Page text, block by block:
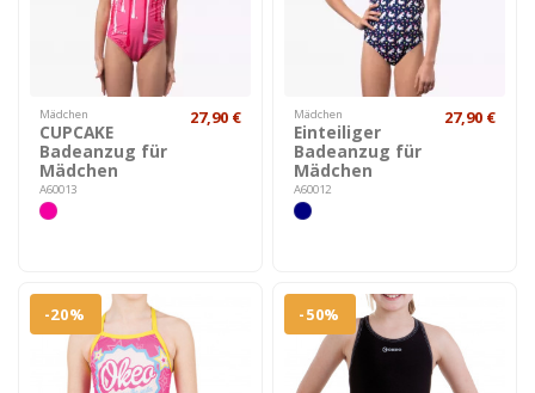
Mädchen
CUPCAKE
Badeanzug für
Mädchen
A60013
27,90 € Mädchen
Einteiliger
Badeanzug für
Mädchen
A60012
27,90 €
-20% -50%